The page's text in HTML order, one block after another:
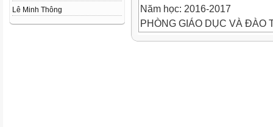
Lê Minh Thông
Năm học: 2016-2017
PHÒNG GIÁO DỤC VÀ ĐÀO